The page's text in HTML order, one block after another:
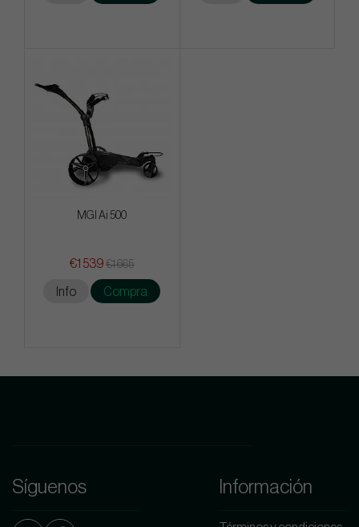
MGI Ai 500
€1 539 €1 665
Info Compra
Síguenos Información